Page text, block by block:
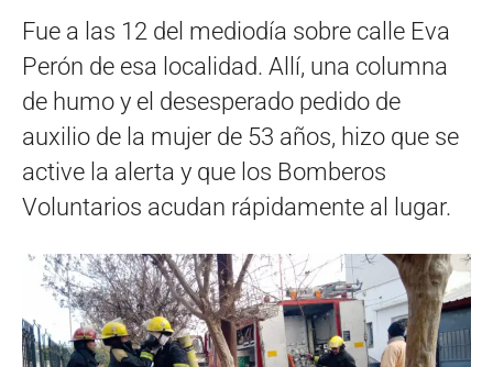
Fue a las 12 del mediodía sobre calle Eva
Perón de esa localidad. Allí, una columna
de humo y el desesperado pedido de
auxilio de la mujer de 53 años, hizo que se
active la alerta y que los Bomberos
Voluntarios acudan rápidamente al lugar.